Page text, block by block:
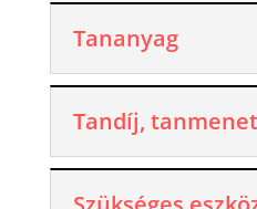
Tananyag
Tandíj, tanmenet